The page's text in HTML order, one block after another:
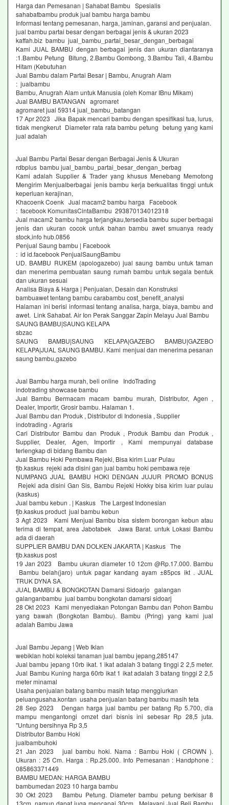
Harga dan Pemesanan | Sahabat Bambu Spesialis
sahabatbambu produk jual bambu harga bambu
Informasi tentang pemesanan, harga, jaminan, garansi and penjualan.
jual bambu partai besar dengan berbagai jenis & ukuran 2023
kaffah.biz bambu jual_bambu_partai_besar_dengan_berbagai
Kami JUAL BAMBU dengan berbagai jenis dan ukuran diantaranya
:1.Bambu Petung Bitung, 2.Bambu Gombong, 3.Bambu Tali, 4.Bambu
Hitam (Kebutuhan
Jual Bambu dalam Partai Besar | Bambu, Anugrah Alam
: jualbambu
Bambu, Anugrah Alam untuk Manusia (oleh Komar IBnu Mikam)
Jual BAMBU BATANGAN agromaret
agromaret jual 59314 jual_bambu_batangan
17 Apr 2023 Jika Bapak mencari bambu dengan spesifikasi tua, lurus,
tidak mengkerut Diameter rata rata bambu petung betung yang kami
jual adalah
Jual Bambu Partai Besar dengan Berbagai Jenis & Ukuran
rdbplus bambu jual_bambu_partai_besar_dengan_berbag
Kami adalah Supplier & Trader yang khusus Menebang Memotong
Mengirim Menjualberbagai jenis bambu kerja berkualitas tinggi untuk
keperluan kerajinan,
Khacoenk Coenk Jual macam2 bambu harga Facebook
: facebook KomunitasCintaBambu 293870134012318
Jual macam2 bambu harga terjangkau,tersedia bambu super berbagai
jenis dan ukuran cocok untuk bahan bambu awet smuanya ready
stock,info hub.0856
Penjual Saung bambu | Facebook
: id id.facebook PenjualSaungBambu
UD. BAMBU RUKEM (apologazebo) jual saung bambu untuk taman
dan menerima pembuatan saung rumah bambu untuk segala bentuk
dan ukuran sesuai
Analisa Biaya & Harga | Penjualan, Desain dan Konstruksi
bambuawet tentang bambu carabambu cost_benefit_analysi
Halaman ini berisi informasi tentang analisa, harga, biaya, bambu and
awet. Link Sahabat. Air Ion Perak Sanggar Zapin Melayu Jual Bambu
SAUNG BAMBU|SAUNG KELAPA
sbzac
SAUNG BAMBU|SAUNG KELAPA|GAZEBO BAMBU|GAZEBO
KELAPA|JUAL SAUNG BAMBU. Kami menjual dan menerima pesanan
saung bambu,gazebo
Jual Bambu harga murah, beli online IndoTrading
indotrading showcase bambu
Jual Bambu Bermacam macam bambu murah, Distributor, Agen ,
Dealer, Importir, Grosir bambu. Halaman 1.
Jual Bambu dan Produk , Distributor di Indonesia , Supplier
indotrading › Agraris
Cari Distributor Bambu dan Produk , Produk Bambu dan Produk ,
Supplier, Dealer, Agen, Importir , Kami mempunyai database
terlengkap di bidang Bambu dan
Jual Bambu Hoki Pembawa Rejeki, Bisa kirim Luar Pulau
fjb.kaskus rejeki ada disini gan jual bambu hoki pembawa reje
NUMPANG JUAL BAMBU HOKI DENGAN JUJUR PROMO BONUS
Rejeki ada disini Gan Sis, Bambu Rejeki Hokky bisa kirim luar pulau
(kaskus)
Jual bambu kebun . | Kaskus The Largest Indonesian
fjb.kaskus product jual bambu kebun
3 Agt 2023 Kami Menjual Bambu bisa sistem borongan kebun atau
terima di tempat, area Jabotabek Jawa Barat. untuk Lokasi Bambu
ada di daerah
SUPPLIER BAMBU DAN DOLKEN JAKARTA | Kaskus The
fjb.kaskus post
19 Jan 2023 Bambu ukuran diameter 10 12cm @Rp.17.000. Bambu
Bambu belah(jaro) untuk pagar kandang ayam ±85pcs ikt . JUAL
TRUK DYNA SA.
JUAL BAMBU & BONGKOTAN Damarsi Sidoarjo galangan
galanganbambu jual bambu bongkotan damarsi sidoarj
28 Okt 2023 Kami menyediakan Potongan Bambu dan Pohon Bambu
yang bawah (Bongkotan Bambu). Bambu (Pring) yang kami jual
adalah Bambu Jawa
Jual Bambu Jepang | Web Iklan
webiklan hobi koleksi tanaman jual bambu jepang,285147
Jual bambu jepang 10rb ikat. 1 ikat adalah 3 batang tinggi 2 2,5 meter.
Jual Bambu Kuning harga 60rb ikat 1 ikat adalah 3 batang tinggi 2 2,5
meter minamal
Usaha penjualan batang bambu masih tetap menggiurkan
peluangusaha.kontan usaha penjualan batang bambu masih teta
28 Sep 2023 Dengan harga jual bambu per batang Rp 5.700, dia
mampu mengantongi omzet dari bisnis ini sebesar Rp 28,5 juta.
"Untung bersihnya Rp 3,5
Distributor Bambu Hoki
jualbambuhoki
21 Jan 2023 jual bambu hoki. Nama : Bambu Hoki ( CROWN ).
Ukuran : 25 Cm. Harga : Rp.25.000. Info Pemesanan : Handphone :
085863371449
BAMBU MEDAN: HARGA BAMBU
bambumedan 2023 10 harga bambu
30 Okt 2023 Bambu Petung. Diameter bambu petung berkisar 8
13cm, namun dapat juga mencapai 30cm. Melayani Jual Beli Bambu